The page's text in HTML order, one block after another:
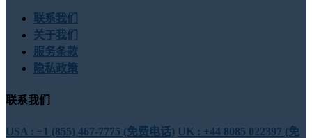
联系我们
关于我们
服务条款
隐私政策
联系我们
USA : +1 (855) 467-7775 (免费电话) UK : +44 8085 022397 (免